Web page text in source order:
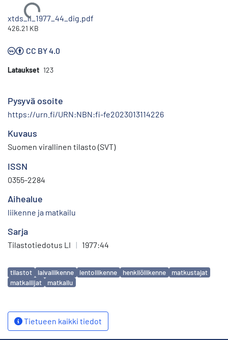
Ladataan...
xtds_li_1977_44_dig.pdf
426.21 KB
CC BY 4.0
Lataukset 123
Pysyvä osoite
https://urn.fi/URN:NBN:fi-fe2023013114226
Kuvaus
Suomen virallinen tilasto (SVT)
ISSN
0355-2284
Aihealue
liikenne ja matkailu
Sarja
Tilastotiedotus LI | 1977:44
Avainsanat
tilastot laivaliikenne lentoliikenne henkilöliikenne
matkustajat
matkailijat
matkailu
Tietueen kaikki tiedot